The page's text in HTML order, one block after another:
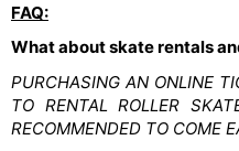
FAQ:
What about skate rentals
PURCHASING AN ONLINE
TO RENTAL ROLLER
RECOMMENDED TO COME